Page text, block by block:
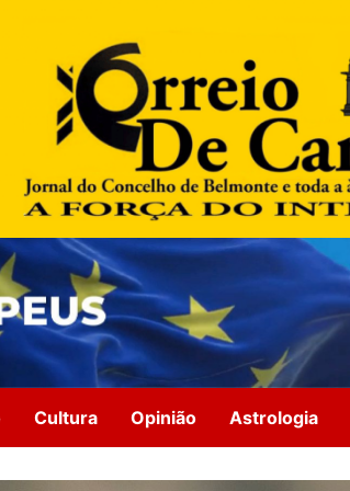
Cultura Opinião Astrologia